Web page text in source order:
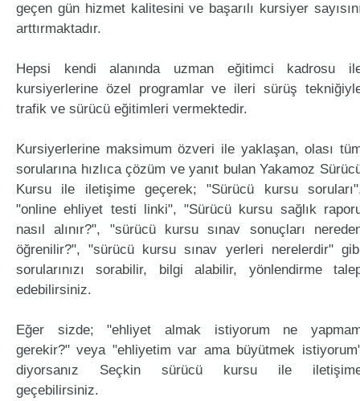
geçen gün hizmet kalitesini ve başarılı kursiyer
arttırmaktadır.
Hepsi kendi alanında uzman eğitimci kadrosu
kursiyerlerine özel programlar ve ileri sürüş
trafik ve sürücü eğitimleri vermektedir.
Kursiyerlerine maksimum özveri ile yaklaşan, olası
sorularına hızlıca çözüm ve yanıt bulan Yakamoz
Kursu ile iletişime geçerek; "Sürücü kursu
"online ehliyet testi linki", "Sürücü kursu sağlık
nasıl alınır?", "sürücü kursu sınav sonuçları
öğrenilir?", "sürücü kursu sınav yerleri nerelerdir"
sorularınızı sorabilir, bilgi alabilir, yönlendirme
edebilirsiniz.
Eğer sizde; "ehliyet almak istiyorum ne
gerekir?" veya "ehliyetim var ama büyütmek
diyorsanız Seçkin sürücü kursu ile
geçebilirsiniz.